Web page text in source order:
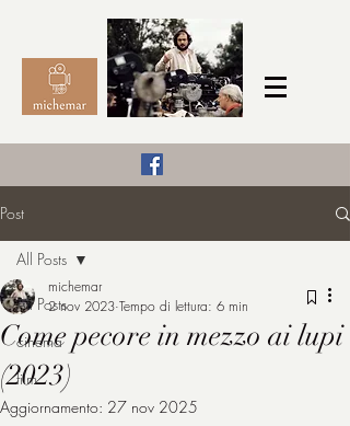
michemar
Post
All Posts
cinema
film
All Posts
Come pecore in mezzo ai lupi
(2023)
michemar
2 nov 2023 Tempo di lettura: 6 min
Aggiornamento: 27 nov 2025